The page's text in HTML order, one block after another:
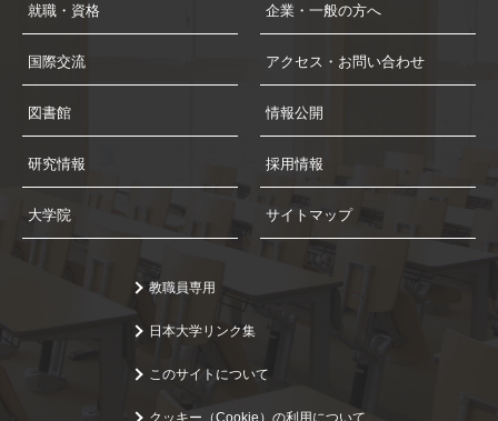
就職・資格 企業・一般の方へ
国際交流
図書館
研究情報
大学院
アクセス・お問い合わせ
情報公開
採用情報
サイトマップ
教職員専用
日本大学リンク集
このサイトについて
クッキー（Cookie）の利用について